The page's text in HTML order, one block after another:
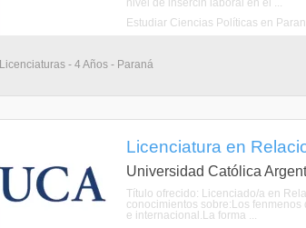
nivel de insercin laboral en el ...
Estudiar Ciencias Políticas en
Licenciaturas - 4 Años - Paraná
Licenciatura en
Universidad Católica
Título ofrecido: Licenciado/a en
conocimientos sobre:Los
e internacional.La forma ...